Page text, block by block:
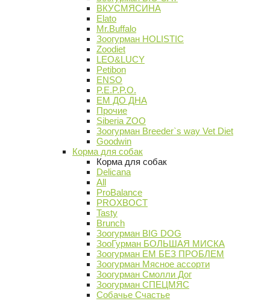
ВКУСМЯСИНА
Elato
Mr.Buffalo
Зоогурман HOLISTIC
Zoodiet
LEO&LUCY
Petibon
ENSO
P.E.P.P.O.
ЕМ ДО ДНА
Прочие
Siberia ZOO
Зоогурман Breeder`s way Vet Diet
Goodwin
Корма для собак
Корма для собак
Delicana
All
ProBalance
PROХВОСТ
Tasty
Brunch
Зоогурман BIG DOG
ЗооГурман БОЛЬШАЯ МИСКА
Зоогурман ЕМ БЕЗ ПРОБЛЕМ
Зоогурман Мясное ассорти
Зоогурман Смолли Дог
Зоогурман СПЕЦМЯС
Собачье Счастье